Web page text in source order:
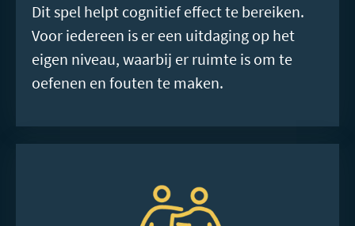
Dit spel helpt cognitief effect te bereiken.
Voor iedereen is er een uitdaging op het
eigen niveau, waarbij er ruimte is om te
oefenen en fouten te maken.